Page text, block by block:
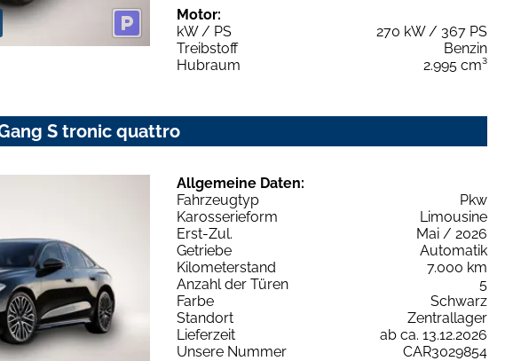
Motor:
kW / PS
270 kW / 367 PS
Treibstoff
Benzin
Hubraum
2.995 cm³
S tronic quattro
Allgemeine Daten:
Fahrzeugtyp
Pkw
Karosserieform
Limousine
Erst-Zul.
Mai / 2026
Getriebe
Automatik
Kilometerstand
7.000 km
Anzahl der Türen
5
Farbe
Schwarz
Standort
Zentrallager
Lieferzeit
ab ca. 13.12.2026
Unsere Nummer
CAR3029854